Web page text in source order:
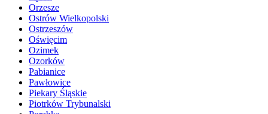
Orzesze
Ostrów Wielkopolski
Ostrzeszów
Oświęcim
Ozimek
Ozorków
Pabianice
Pawłowice
Piekary Śląskie
Piotrków Trybunalski